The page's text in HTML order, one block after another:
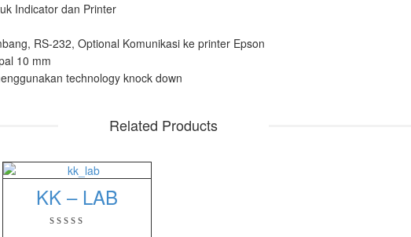
CHQ Manufacturer
PS – 300AH
PT – 300A
FS – AR210
GSC Manufacturer
SGW – 7000 SS
Indicator dan Printer
RS-232, Optional Komunikasi ke printer Epson
10 mm
technology knock down
Related Products
KK – LAB